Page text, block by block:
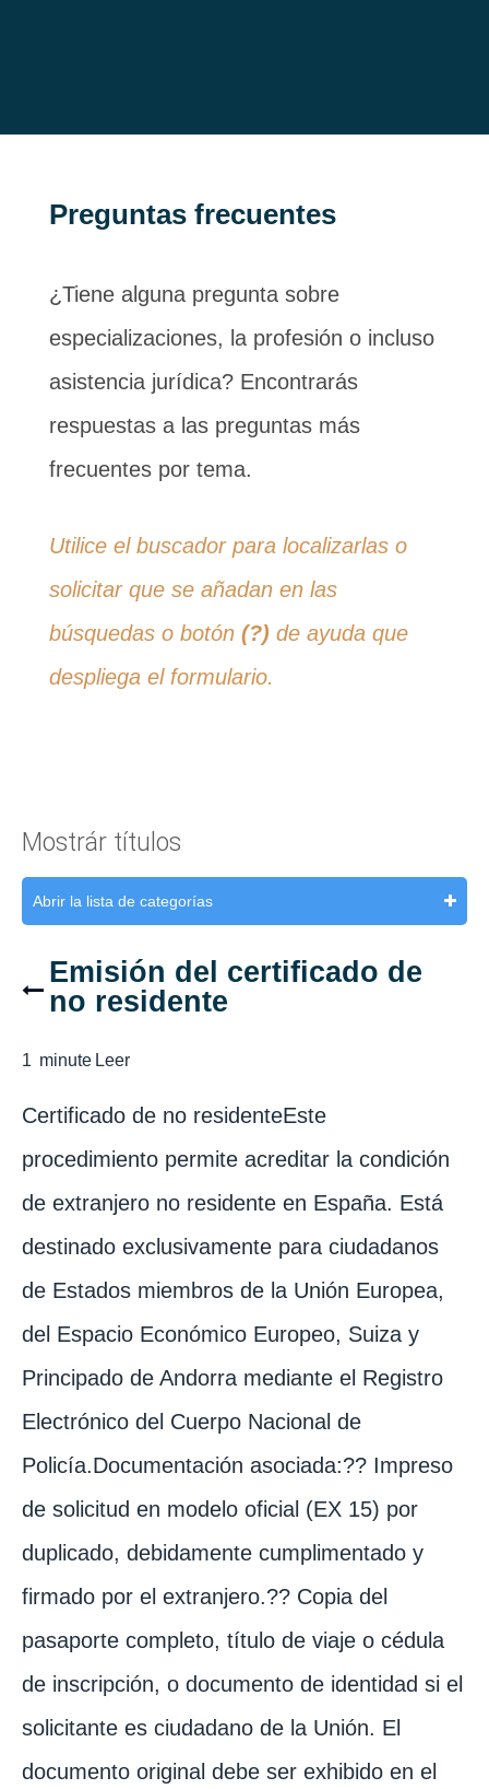
Preguntas frecuentes
¿Tiene alguna pregunta sobre
especializaciones, la profesión o incluso
asistencia jurídica? Encontrarás
respuestas a las preguntas más
frecuentes por tema.
Utilice el buscador para localizarlas o
solicitar que se añadan en las
búsquedas o botón (?) de ayuda que
despliega el formulario.
Mostrár títulos
Abrir la lista de categorías
Emisión del certificado de
no residente
1 minute Leer
Certificado de no residenteEste
procedimiento permite acreditar la condición
de extranjero no residente en España. Está
destinado exclusivamente para ciudadanos
de Estados miembros de la Unión Europea,
del Espacio Económico Europeo, Suiza y
Principado de Andorra mediante el Registro
Electrónico del Cuerpo Nacional de
Policía.Documentación asociada:?? Impreso
de solicitud en modelo oficial (EX 15) por
duplicado, debidamente cumplimentado y
firmado por el extranjero.?? Copia del
pasaporte completo, título de viaje o cédula
de inscripción, o documento de identidad si el
solicitante es ciudadano de la Unión. El
documento original debe ser exhibido en el